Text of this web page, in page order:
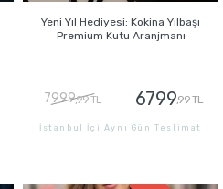
Yeni Yıl Hediyesi: Kokina Yılbaşı
Premium Kutu Aranjmanı
7999,99 TL 6799,99 TL
İstanbul İçi Aynı Gün Teslimat